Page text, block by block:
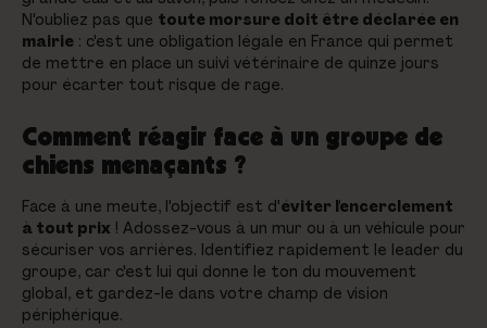
N'oubliez pas que toute morsure doit être déclarée en
mairie : c'est une obligation légale en France qui permet
de mettre en place un suivi vétérinaire de quinze jours
pour écarter tout risque de rage.
Comment réagir face à un groupe de
chiens menaçants ?
Face à une meute, l'objectif est d'éviter l'encerclement
à tout prix ! Adossez-vous à un mur ou à un véhicule pour
sécuriser vos arrières. Identifiez rapidement le leader du
groupe, car c'est lui qui donne le ton du mouvement
global, et gardez-le dans votre champ de vision
périphérique.